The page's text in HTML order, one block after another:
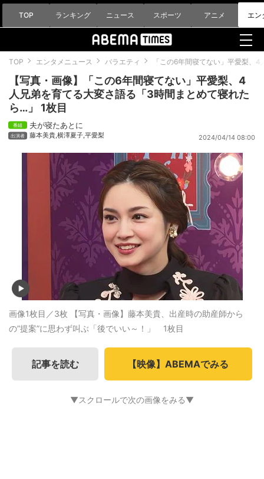
TOP ランキング ニュース スポーツ アニメ エン
TOP エンタメニュース バラエティ 「この6年間寝てない」平愛梨、
【写真・画像】「この6年間寝てない」平愛梨、4
人兄弟を育てる大変さ語る「3時間まとめて寝れた
ら…」 1枚目
夫が寝たあとに
藤本美貴,横澤夏子,平愛梨 2024/04/14 08:00
画像1枚目／3枚 【写真・画像】藤本美貴、出産時の助産師から
の”提案”に思わず叫ぶ「後でいい～！」 1枚目
記事を読む 【映像】ABEMAでみる
▼スクロールで次の画像をみる▼